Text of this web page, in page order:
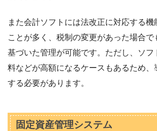
また会計ソフトには法改正に対応する機
ことが多く、税制の変更があった場合で
基づいた管理が可能です。ただし、ソフ
料などが高額になるケースもあるため、
する必要があります。
固定資産管理システム